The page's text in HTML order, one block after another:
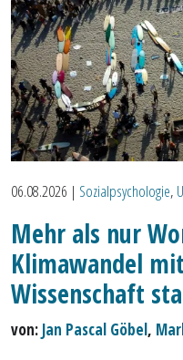
06.08.2026 | Sozialpsychologie,
Mehr als nur
Klimawandel
Wissenschaft
von: Jan Pascal Göbel,